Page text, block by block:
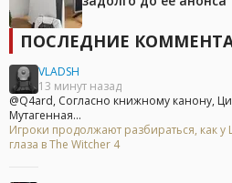
ПОСЛЕДНИЕ
VLADSH
13 минут назад
@Q4ard, Согласно книжному канону,
Мутагенная...
Игроки продолжают разбираться, как
глаза в The Witcher 4